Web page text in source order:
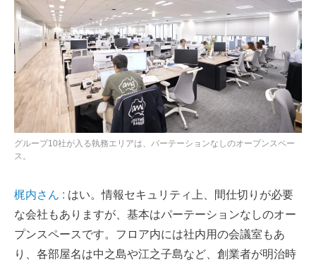
グループ10社が入る執務エリアは、パーテーションなしのオープンスペー
ス。
梶内さん : はい。情報セキュリティ上、間仕切りが必要
な会社もありますが、基本はパーテーションなしのオー
プンスペースです。フロア内には社内用の会議室もあ
り、各部屋名は中之島や江之子島など、創業者が明治時